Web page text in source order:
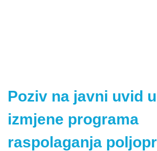
Poziv na javni uvid
izmjene programa
raspolaganja